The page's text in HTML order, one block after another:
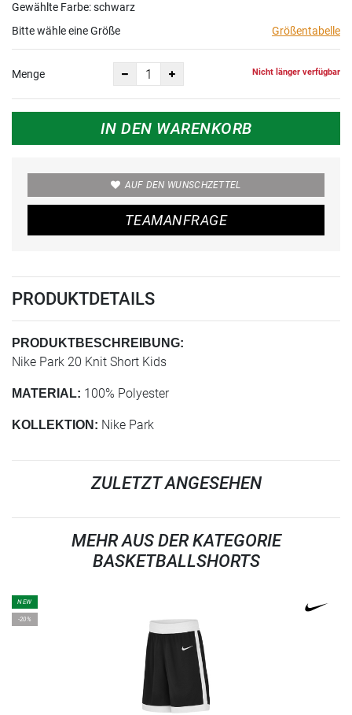
Gewählte Farbe: schwarz
Bitte wähle eine Größe
Größentabelle
Menge Nicht länger verfügbar
IN DEN WARENKORB
AUF DEN WUNSCHZETTEL
TEAMANFRAGE
PRODUKTDETAILS
PRODUKTBESCHREIBUNG:
Nike Park 20 Knit Short Kids
MATERIAL: 100% Polyester
KOLLEKTION: Nike Park
ZULETZT ANGESEHEN
MEHR AUS DER KATEGORIE
BASKETBALLSHORTS
NEW
-20%